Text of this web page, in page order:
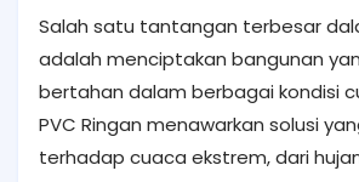
Salah satu tantangan terbesar
adalah menciptakan bangunan
bertahan dalam berbagai kondisi
PVC Ringan menawarkan solusi
terhadap cuaca ekstrem, dari